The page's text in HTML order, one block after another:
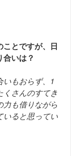
とですが、日
いは？
もおらず、1
くさんのすてき
も借りながら
いると思ってい